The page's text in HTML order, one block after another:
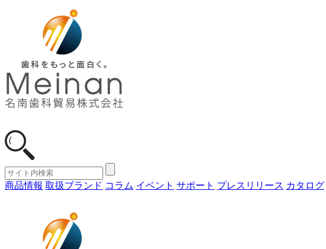
商品情報 取扱ブランド コラム イベント サポート プレスリリース カタログ